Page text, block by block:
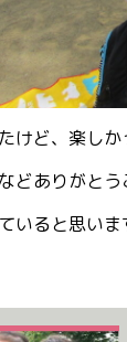
けど、楽し
どありがと
いると思い